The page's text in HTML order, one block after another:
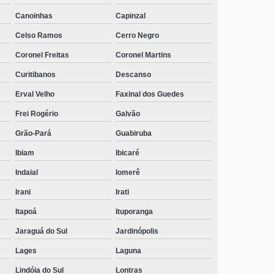
Canoinhas Capinzal
Celso Ramos Cerro Negro
Coronel Freitas Coronel Martins
Curitibanos Descanso
Erval Velho Faxinal dos Guedes
Frei Rogério Galvão
Grão-Pará Guabiruba
Ibiam Ibicaré
Indaial Iomerê
Irani Irati
Itapoá Ituporanga
Jaraguá do Sul Jardinópolis
Lages Laguna
Lindóia do Sul Lontras